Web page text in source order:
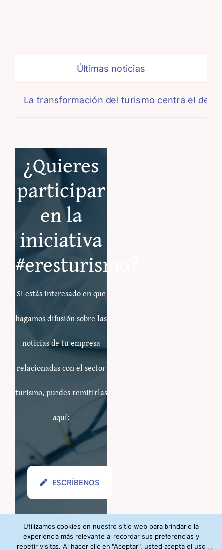
Últimas noticias
transformación del turismo centra el debate
¿Quieres
participar
en la
iniciativa
#eresturismo?
Si estás interesado en que
hagamos difusión sobre las
noticias de tu empresa
relacionadas con el sector
turismo, puedes remitirlas
aquí:
ESCRÍBENOS
Utilizamos cookies en nuestro sitio web para brindarle la
experiencia más relevante al recordar sus preferencias y
repetir visitas. Al hacer clic en "Aceptar", usted acepta el uso